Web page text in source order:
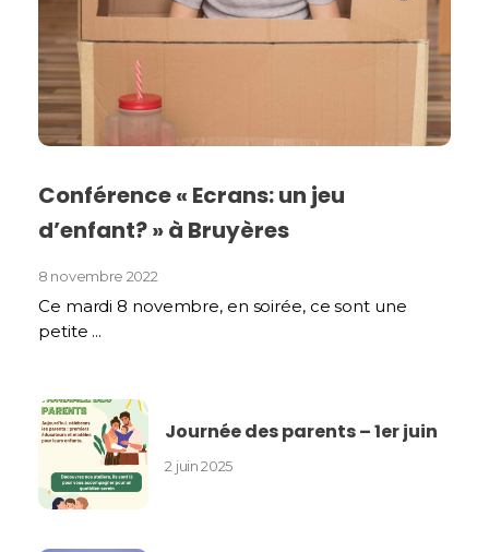
Conférence « Ecrans: un jeu
d’enfant? » à Bruyères
8 novembre 2022
Ce mardi 8 novembre, en soirée, ce sont une
petite ...
Journée des parents – 1er juin
2 juin 2025